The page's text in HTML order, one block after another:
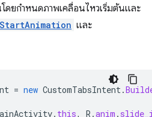
ดยกำหนดภาพเคลื่อนไหวเริ่มต้นและ
และ
= new CustomTabsIntent.
. this, R .anim .